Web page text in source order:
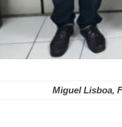
Miguel Lisboa,